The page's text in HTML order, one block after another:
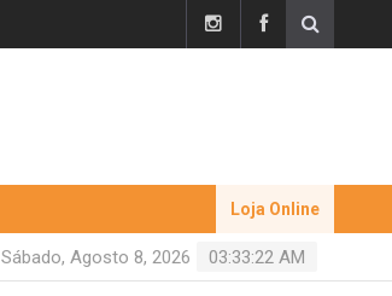
Loja Online
03:33:23 AM
Sábado, Agosto 8, 2026